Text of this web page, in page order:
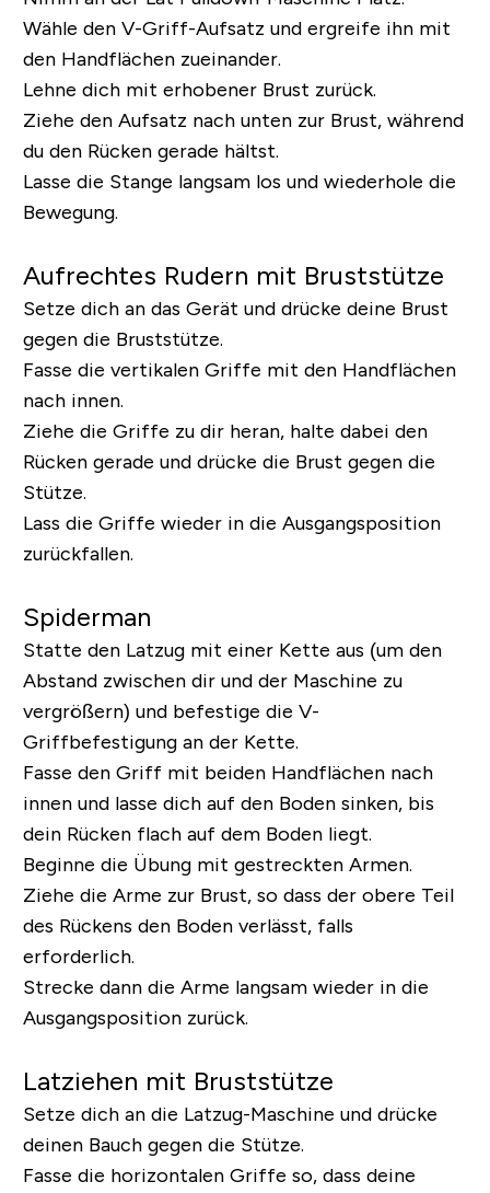
Wähle den V-Griff-Aufsatz und ergreife ihn mit
den Handflächen zueinander.
Lehne dich mit erhobener Brust zurück.
Ziehe den Aufsatz nach unten zur Brust, während
du den Rücken gerade hältst.
Lasse die Stange langsam los und wiederhole die
Bewegung.
Aufrechtes Rudern mit Bruststütze
Setze dich an das Gerät und drücke deine Brust
gegen die Bruststütze.
Fasse die vertikalen Griffe mit den Handflächen
nach innen.
Ziehe die Griffe zu dir heran, halte dabei den
Rücken gerade und drücke die Brust gegen die
Stütze.
Lass die Griffe wieder in die Ausgangsposition
zurückfallen.
Spiderman
Statte den Latzug mit einer Kette aus (um den
Abstand zwischen dir und der Maschine zu
vergrößern) und befestige die V-
Griffbefestigung an der Kette.
Fasse den Griff mit beiden Handflächen nach
innen und lasse dich auf den Boden sinken, bis
dein Rücken flach auf dem Boden liegt.
Beginne die Übung mit gestreckten Armen.
Ziehe die Arme zur Brust, so dass der obere Teil
des Rückens den Boden verlässt, falls
erforderlich.
Strecke dann die Arme langsam wieder in die
Ausgangsposition zurück.
Latziehen mit Bruststütze
Setze dich an die Latzug-Maschine und drücke
deinen Bauch gegen die Stütze.
Fasse die horizontalen Griffe so, dass deine